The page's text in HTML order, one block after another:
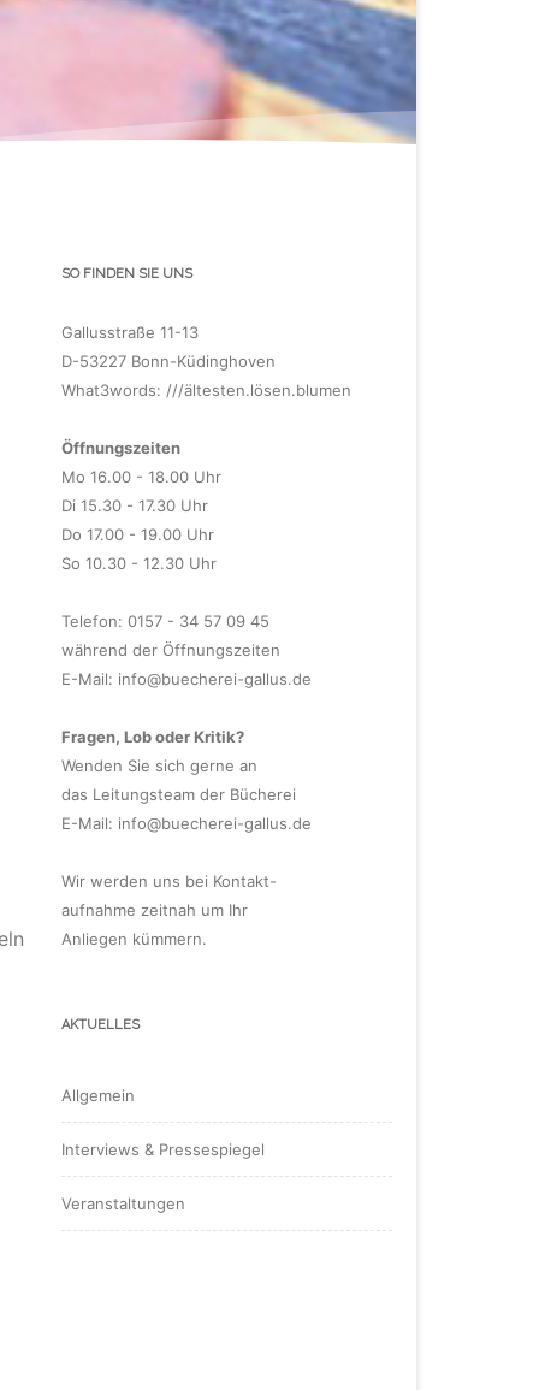
SO FINDEN SIE UNS
Gallusstraße 11-13
D-53227 Bonn-Küdinghoven
What3words: ///ältesten.lösen.blumen
Öffnungszeiten
Mo 16.00 - 18.00 Uhr
Di 15.30 - 17.30 Uhr
Do 17.00 - 19.00 Uhr
So 10.30 - 12.30 Uhr
Telefon: 0157 - 34 57 09 45
während der Öffnungszeiten
E-Mail: info@buecherei-gallus.de
Fragen, Lob oder Kritik?
Wenden Sie sich gerne an
das Leitungsteam der Bücherei
E-Mail: info@buecherei-gallus.de
Wir werden uns bei Kontakt-
aufnahme zeitnah um Ihr
Anliegen kümmern.
AKTUELLES
Allgemein
Interviews & Pressespiegel
Veranstaltungen